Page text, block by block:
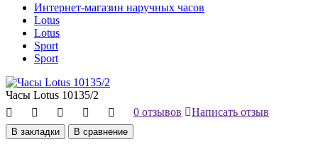
Интернет-магазин наручных часов
Lotus
Lotus
Sport
Sport
Часы Lotus 10135/2
0 отзывов
Написать отзыв
В закладки В сравнение